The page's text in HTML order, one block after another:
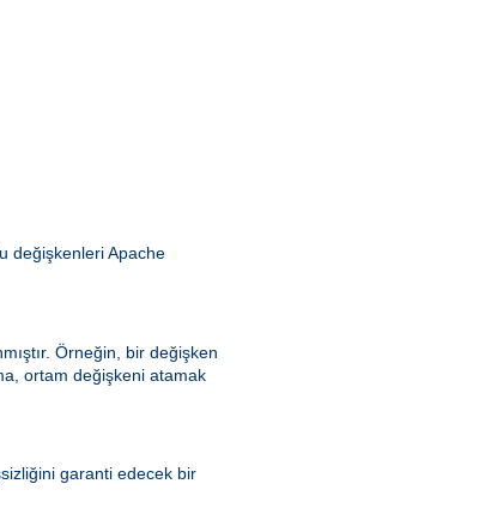
değişkenleri Apache
Örneğin, bir değişken
ortam değişkeni atamak
garanti edecek bir